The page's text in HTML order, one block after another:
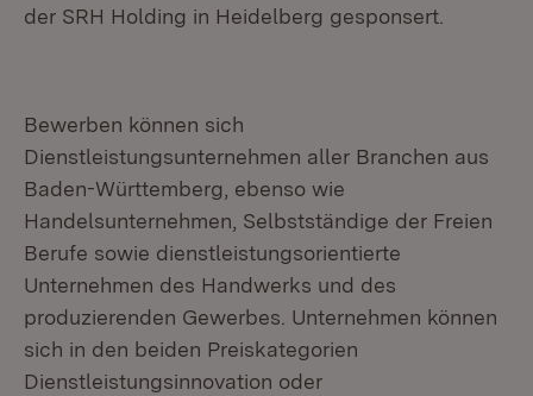
der SRH Holding in Heidelberg gesponsert.
Bewerben können sich
Dienstleistungsunternehmen aller Branchen aus
Baden-Württemberg, ebenso wie
Handelsunternehmen, Selbstständige der Freien
Berufe sowie dienstleistungsorientierte
Unternehmen des Handwerks und des
produzierenden Gewerbes. Unternehmen können
sich in den beiden Preiskategorien
Dienstleistungsinnovation oder